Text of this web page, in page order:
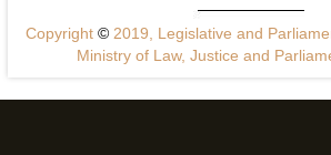
Copyright ©2019, Legislative and
Ministry of Law, Justice and